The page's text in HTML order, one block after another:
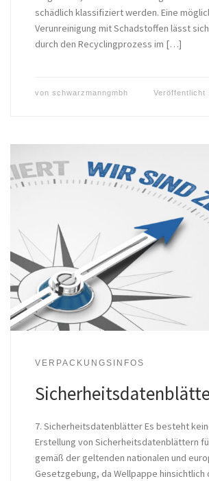
schädlich klassifiziert werden. Eine
Verunreinigung mit Schadstoffen lässt
durch den Recyclingprozess im […]
von schwarzmanngmbh Veröffentlicht
VERPACKUNGSINFOS
7. Sicherheitsdatenblätter Es besteht
Erstellung von Sicherheitsdatenblättern
gemäß der geltenden nationalen und
Gesetzgebung, da Wellpappe hinsichtlich